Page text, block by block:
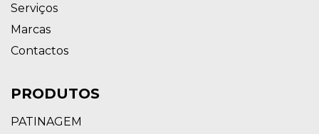
Serviços
Marcas
Contactos
PRODUTOS
PATINAGEM